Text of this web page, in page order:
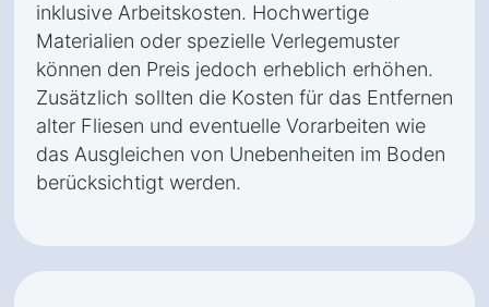
inklusive Arbeitskosten. Hochwertige
Materialien oder spezielle Verlegemuster
können den Preis jedoch erheblich erhöhen.
Zusätzlich sollten die Kosten für das Entfernen
alter Fliesen und eventuelle Vorarbeiten wie
das Ausgleichen von Unebenheiten im Boden
berücksichtigt werden.